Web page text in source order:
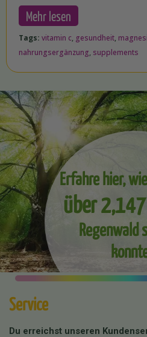
Mehr lesen
Tags: vitamin c, gesundheit,
nahrungsergänzung, supplements
Erfahre hier,
über
Regenwald
Service
Du erreichst unseren